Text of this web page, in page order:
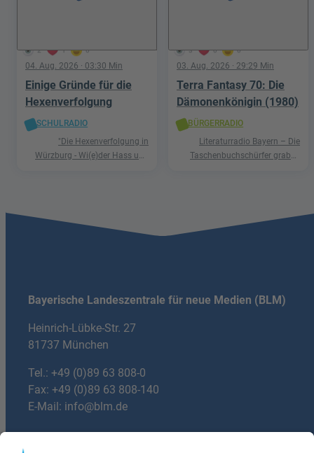
2 1 0
04. Aug. 2026 · 03:30 Min
Einige Gründe für die
Hexenverfolgung
SCHULRADIO
"Die Hexenverfolgung in
Würzburg - Wi(e)der Hass und
3 0 0
03. Aug. 2026 · 29:29 Min
Terra Fantasy 70: Die
Dämonenkönigin (1980)
BÜRGERRADIO
Literaturradio Bayern – Die
Taschenbuchschürfer graben
Bayerische Landeszentrale für neue Medien (BLM)
Heinrich-Lübke-Str. 27
81737 München
Tel.: +49 (0)89 63 808-0
Fax: +49 (0)89 63 808-140
E-Mail: info@blm.de